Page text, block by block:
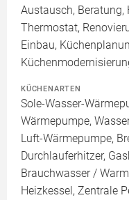
Austausch,
Thermostat,
Einbau,
KÜCHENARTEN
Sole-Wasser-
Wärmepumpe,
Luft-Wärmepumpe,
Durchlauferhitzer,
Brauchwasser /
Heizkessel, Zentrale